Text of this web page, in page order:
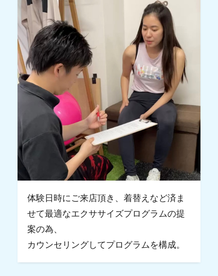
体験日時にご来店頂き、着替えなど済ま
せて最適なエクササイズプログラムの提
案の為、
カウンセリングしてプログラムを構成。